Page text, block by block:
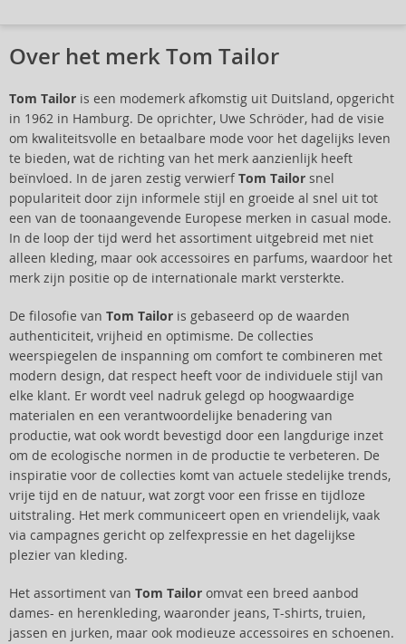
Over het merk Tom Tailor
Tom Tailor is een modemerk afkomstig uit Duitsland, opgericht
in 1962 in Hamburg. De oprichter, Uwe Schröder, had de visie
om kwaliteitsvolle en betaalbare mode voor het dagelijks leven
te bieden, wat de richting van het merk aanzienlijk heeft
beïnvloed. In de jaren zestig verwierfTom Tailor snel
populariteit door zijn informele stijl en groeide al snel uit tot
een van de toonaangevende Europese merken in casual mode.
In de loop der tijd werd het assortiment uitgebreid met niet
alleen kleding, maar ook accessoires en parfums, waardoor het
merk zijn positie op de internationale markt versterkte.
De filosofie van Tom Tailor is gebaseerd op de waarden
authenticiteit, vrijheid en optimisme. De collecties
weerspiegelen de inspanning om comfort te combineren met
modern design, dat respect heeft voor de individuele stijl van
elke klant. Er wordt veel nadruk gelegd op hoogwaardige
materialen en een verantwoordelijke benadering van
productie, wat ook wordt bevestigd door een langdurige inzet
om de ecologische normen in de productie te verbeteren. De
inspiratie voor de collecties komt van actuele stedelijke trends,
vrije tijd en de natuur, wat zorgt voor een frisse en tijdloze
uitstraling. Het merk communiceert open en vriendelijk, vaak
via campagnes gericht op zelfexpressie en het dagelijkse
plezier van kleding.
Het assortiment van Tom Tailor omvat een breed aanbod
dames- en herenkleding, waaronder jeans, T-shirts, truien,
jassen en jurken, maar ook modieuze accessoires en schoenen.